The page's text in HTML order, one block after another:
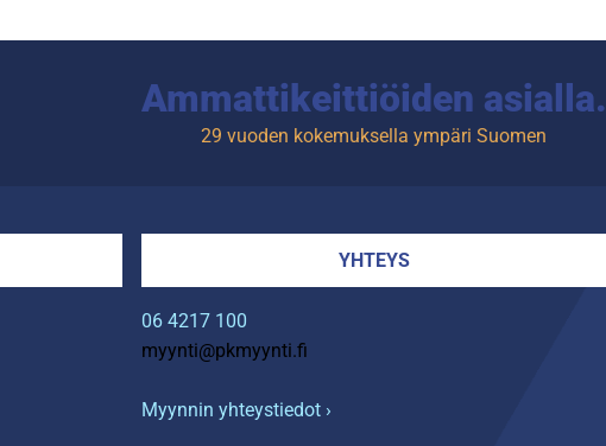
Ammattikeittiöiden asialla.
29 vuoden kokemuksella ympäri Suomen
YHTEYS
06 4217 100
myynti@pkmyynti.fi
Myynnin yhteystiedot ›